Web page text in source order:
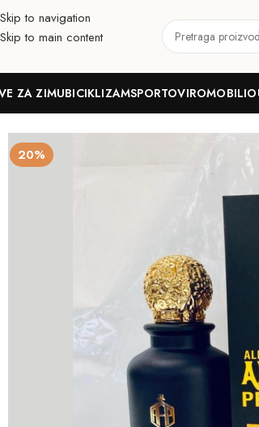
Skip to navigation
Skip to main content
ZA ZIMUBICIKLIZAMSPORTOVIROMOBILI
20%